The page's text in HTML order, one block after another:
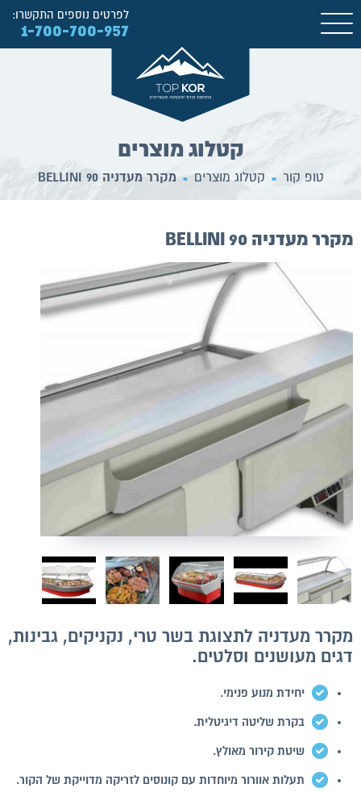
לפרטים נוספים התקשרו:
1-700-700-957
קטלוג מוצרים
טופ קור ■ קטלוג מוצרים ■ מקרר מעדניה BELLINI 90
מקרר מעדניה BELLINI 90
מקרר מעדניה לתצוגת בשר טרי, נקניקים, גבינות,
דגים מעושנים וסלטים.
יחידת מנוע פנימי.
בקרת שליטה דיגיטלית.
שיטת קירור מאולץ.
תעלות אוורור מיוחדות עם קונוסים לזריקה מדוייקת של הקור.